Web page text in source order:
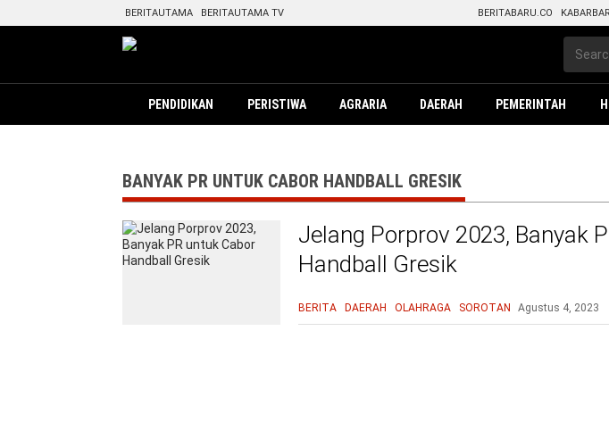
BERITAUTAMA BERITAUTAMA TV BERITABARU.CO
PENDIDIKAN PERISTIWA AGRARIA DAERAH PEMERINTAH
BANYAK PR UNTUK CABOR HANDBALL GRESIK
Jelang Porprov 2023, Banyak
Handball Gresik
BERITA DAERAH OLAHRAGA SOROTAN Agustus 4, 2023